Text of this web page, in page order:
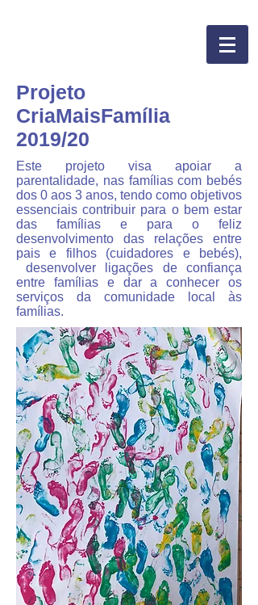
Projeto
CriaMaisFamília
2019/20
Este projeto visa apoiar a
parentalidade, nas famílias com bebés
dos 0 aos 3 anos, tendo como objetivos
essenciais contribuir para o bem estar
das famílias e para o feliz
desenvolvimento das relações entre
pais e filhos (cuidadores e bebés),
desenvolver ligações de confiança
entre famílias e dar a conhecer os
serviços da comunidade local às
famílias.